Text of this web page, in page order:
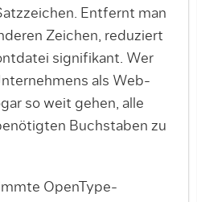
Entfernt man
Zeichen, reduziert
signifikant. Wer
als Web-
so weit gehen, alle
Buchstaben zu
OpenType-